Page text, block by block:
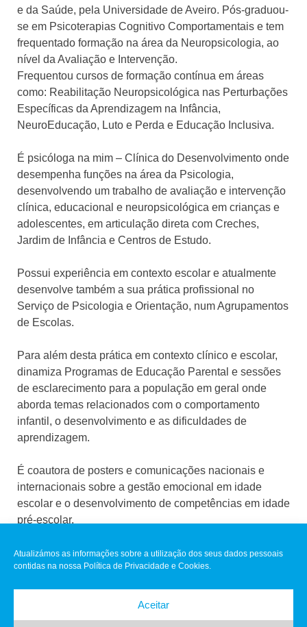
Atualizámos as informações sobre a utilização dos seus dados pessoais
contidas na nossa Política de Privacidade e Cookies.
Aceitar
e da Saúde, pela Universidade de Aveiro. Pós-graduou-
se em Psicoterapias Cognitivo Comportamentais e tem
frequentado formação na área da Neuropsicologia, ao
nível da Avaliação e Intervenção.
Frequentou cursos de formação contínua em áreas
como: Reabilitação Neuropsicológica nas Perturbações
Específicas da Aprendizagem na Infância,
NeuroEducação, Luto e Perda e Educação Inclusiva.
É psicóloga na mim – Clínica do Desenvolvimento onde
desempenha funções na área da Psicologia,
desenvolvendo um trabalho de avaliação e intervenção
clínica, educacional e neuropsicológica em crianças e
adolescentes, em articulação direta com Creches,
Jardim de Infância e Centros de Estudo.
Possui experiência em contexto escolar e atualmente
desenvolve também a sua prática profissional no
Serviço de Psicologia e Orientação, num Agrupamentos
de Escolas.
Para além desta prática em contexto clínico e escolar,
dinamiza Programas de Educação Parental e sessões
de esclarecimento para a população em geral onde
aborda temas relacionados com o comportamento
infantil, o desenvolvimento e as dificuldades de
aprendizagem.
É coautora de posters e comunicações nacionais e
internacionais sobre a gestão emocional em idade
escolar e o desenvolvimento de competências em idade
pré-escolar.
Clínica MIM © 2021 Todos direitos reservados
Reclamações|Política de Privacidade |Resolução de conflitos